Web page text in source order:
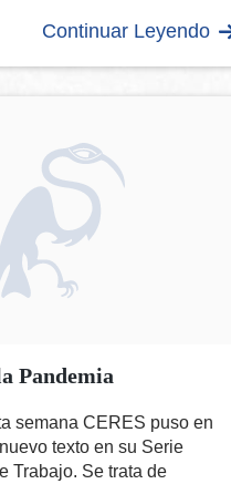
Continuar Leyendo
Pandemia
semana CERES puso en
texto en su Serie
Trabajo. Se trata de